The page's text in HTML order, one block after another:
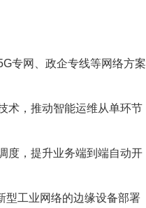
专网、政企专线等网络方案
，推动智能运维从单环节
，提升业务端到端自动开
工业网络的边缘设备部署